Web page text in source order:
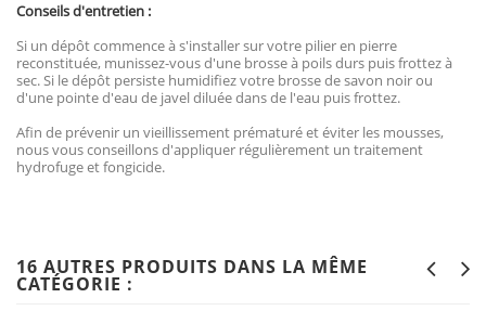
Conseils d'entretien :
Si un dépôt commence à s'installer sur votre pilier en pierre
reconstituée, munissez-vous d'une brosse à poils durs puis frottez à
sec. Si le dépôt persiste humidifiez votre brosse de savon noir ou
d'une pointe d'eau de javel diluée dans de l'eau puis frottez.
Afin de prévenir un vieillissement prématuré et éviter les mousses,
nous vous conseillons d'appliquer régulièrement un traitement
hydrofuge et fongicide.
16 AUTRES PRODUITS DANS LA MÊME
CATÉGORIE :